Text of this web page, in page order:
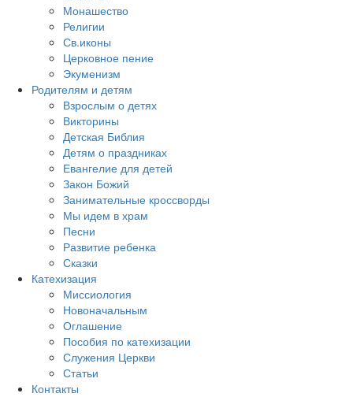
Монашество
Религии
Св.иконы
Церковное пение
Экуменизм
Родителям и детям
Взрослым о детях
Викторины
Детская Библия
Детям о праздниках
Евангелие для детей
Закон Божий
Занимательные кроссворды
Мы идем в храм
Песни
Развитие ребенка
Сказки
Катехизация
Миссиология
Новоначальным
Оглашение
Пособия по катехизации
Служения Церкви
Статьи
Контакты